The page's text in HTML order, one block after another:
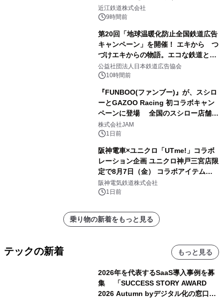
「長濱浪漫ビール」が参加！キリン一
番搾り飲み放題が復活！
近江鉄道株式会社
9時間前
第20回「地球温暖化防止全国鉄道広告
キャンペーン」を開催！ エキから つ
づけエキからの物語。エコな鉄道とと
もに。
公益社団法人日本鉄道広告協会
10時間前
『FUNBOO(ファンブー)』が、スシロ
ーとGAZOO Racing 初コラボキャン
ペーンに登場 全国のスシロー店舗で
GR 4車種の FUNBOO(ミニカー)付き
メニューが展開されます
株式会社JAM
1日前
阪神電車×ユニクロ「UTme!」コラボ
レーション企画 ユニクロ神戸三宮店限
定で8月7日（金） コラボアイテムが
発売決定！
阪神電気鉄道株式会社
1日前
乗り物の新着をもっと見る
テックの新着 もっと見る
2026年を代表するSaaS導入事例を募
集 「SUCCESS STORY AWARD
2026 Autumn byデジタル化の窓口」